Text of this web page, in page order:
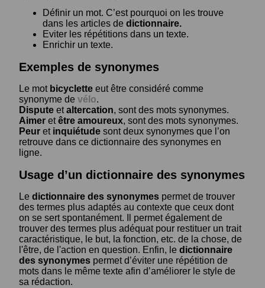
Définir un mot. C’est pourquoi on les trouve
dans les articles de dictionnaire.
Eviter les répétitions dans un texte.
Enrichir un texte.
Exemples de synonymes
Le mot bicyclette eut être considéré comme
synonyme de vélo.
Dispute etaltercation, sont des mots synonymes.
Aimer etêtre amoureux, sont des mots synonymes.
Peur et inquiétude sont deux synonymes que l’on
retrouve dans ce dictionnaire des synonymes en
ligne.
Usage d’un dictionnaire des synonymes
Le dictionnaire des synonymes permet de trouver
des termes plus adaptés au contexte que ceux dont
on se sert spontanément. Il permet également de
trouver des termes plus adéquat pour restituer un trait
caractéristique, le but, la fonction, etc. de la chose, de
l'être, de l'action en question. Enfin, le dictionnaire
des synonymes permet d’éviter une répétition de
mots dans le même texte afin d’améliorer le style de
sa rédaction.